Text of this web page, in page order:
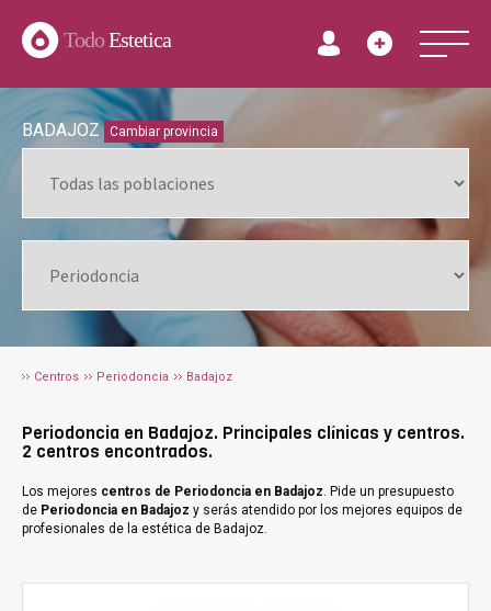
TodoEstetica
BADAJOZ Cambiar provincia
Centros Periodoncia Badajoz
Periodoncia en Badajoz. Principales clínicas y centros.
2 centros encontrados.
Los mejores centros de Periodoncia en Badajoz. Pide un presupuesto
de Periodoncia en Badajoz y serás atendido por los mejores equipos de
profesionales de la estética de Badajoz.